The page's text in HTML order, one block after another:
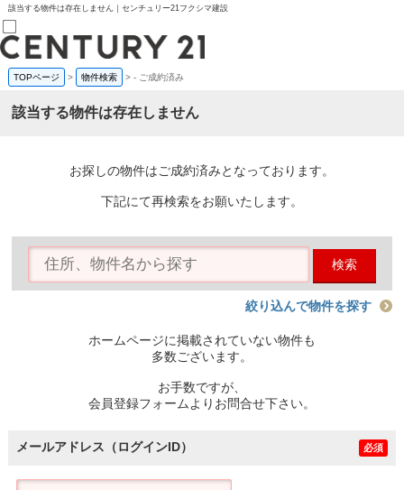
該当する物件は存在しません｜センチュリー21フクシマ建設
売買部
0120-800-844
賃貸部
会員メニュー
物件を探す
購入TOP
条件から探す
住宅ローン控除シミュレータ
TOPページ > 物件検索 >- ご成約済み
該当する物件は存在しません
お探しの物件はご成約済みとなっております。
下記にて再検索をお願いたします。
検索
絞り込んで物件を探す
ホームページに掲載されていない物件も
多数ございます。
お手数ですが、
会員登録フォームよりお問合せ下さい。
メールアドレス（ログインID） 必須